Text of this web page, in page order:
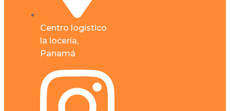
Centro logístico
la locería,
Panamá